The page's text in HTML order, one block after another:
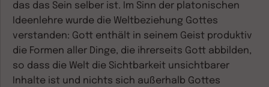
das das Sein selber ist. Im Sinn der platonischen
Ideenlehre wurde die Weltbeziehung Gottes
verstanden: Gott enthält in seinem Geist produktiv
die Formen aller Dinge, die ihrerseits Gott abbilden,
so dass die Welt die Sichtbarkeit unsichtbarer
Inhalte ist und nichts sich außerhalb Gottes